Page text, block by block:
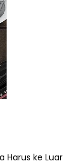
Harus ke Luar